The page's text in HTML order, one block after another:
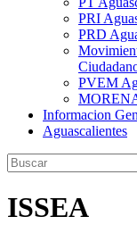
PRI
PRD
PVEM
Informacion
Aguascalientes
ISSEA